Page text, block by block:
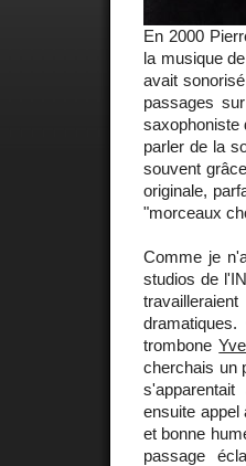
En 2000
la musique
avait
passages
saxophoniste
parler de la
souvent
originale,
"morceaux
Comme je
studios de
trombone
cherchais un
ensuite appel
et bonne
passage